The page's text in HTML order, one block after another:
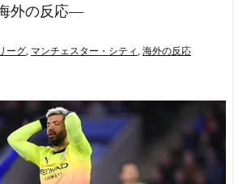
外の反応―
ーグ, マンチェスター・シティ, 海外の反応